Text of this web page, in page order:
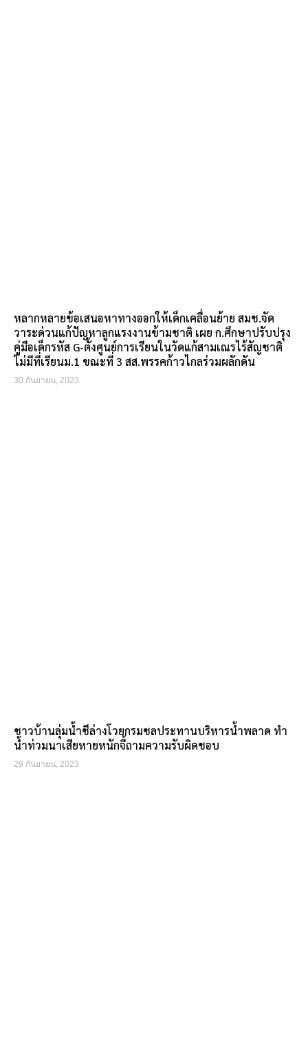
หลากหลายข้อเสนอหาทางออกให้เด็กเคลื่อนย้าย สมช.จัด
วาระด่วนแก้ปัญหาลูกแรงงานข้ามชาติ เผย ก.ศึกษาปรับปรุง
คู่มือเด็กรหัส G-ตั้งศูนย์การเรียนในวัดแก้สามเณรไร้สัญชาติ
ไม่มีที่เรียนม.1 ขณะที่ 3 สส.พรรคก้าวไกลร่วมผลักดัน
30 กันยายน, 2023
ชาวบ้านลุ่มน้ำชีล่างโวยกรมชลประทานบริหารน้ำพลาด ทำ
น้ำท่วมนาเสียหายหนักจี้ถามความรับผิดชอบ
29 กันยายน, 2023